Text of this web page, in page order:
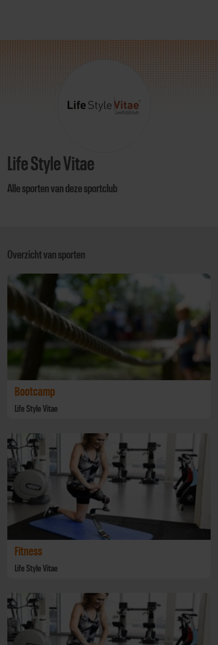
Life Style Vitae
Alle sporten van deze sportclub
Overzicht van sporten
Bootcamp
Life Style Vitae
Fitness
Life Style Vitae